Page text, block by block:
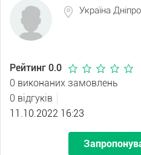
Україна
Рейтинг 0.0
0 виконаних замовлень
0 відгуків
11.10.2022 16:23